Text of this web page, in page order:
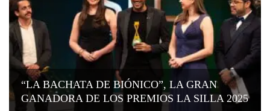
“LA BACHATA DE BIÓNICO”, LA GRAN
GANADORA DE LOS PREMIOS LA SILLA 2025